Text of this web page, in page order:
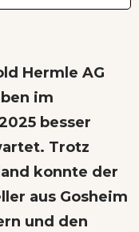
Hermle AG
im
besser
Trotz
konnte der
aus Gosheim
und den